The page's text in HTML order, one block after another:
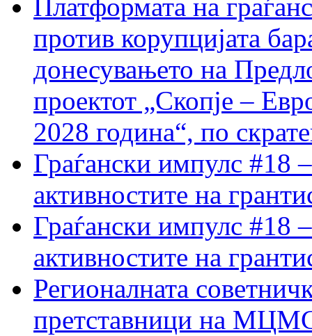
Платформата на
против корупцијата
донесувањето на
проектот „Скопје –
2028 година“, по
Граѓански импулс #18
активностите на
Граѓански импулс #18
активностите на
Регионалната
претставници на МЦМС